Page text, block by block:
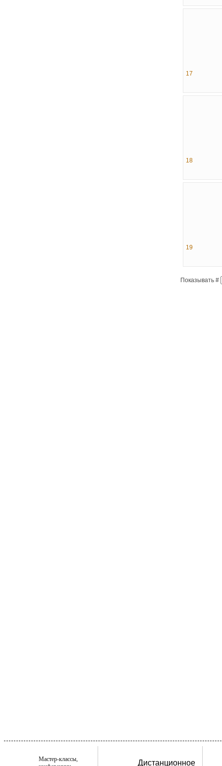
17
18
19
Показывать #
Мастер-классы,
Дистанционное